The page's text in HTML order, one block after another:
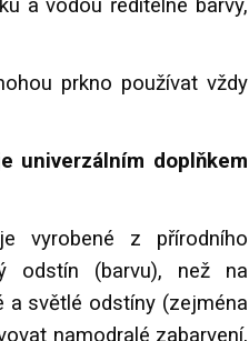
a vodou ředitelné barvy,
prkno používat vždy
univerzálním doplňkem
vyrobené z přírodního
odstín (barvu), než na
světlé odstíny (zejména
namodralé zabarvení,